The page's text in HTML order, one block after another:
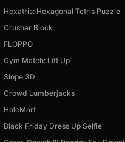
Hexatris: Hexagonal Tetris Puzzle
Crusher Block
FLOPPO
Gym Match: Lift Up
Slope 3D
Crowd Lumberjacks
HoleMart
Black Friday Dress Up Selfie